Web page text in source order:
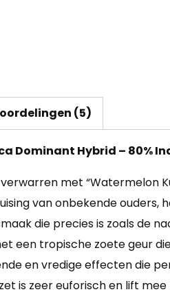
(5)
Dominant Hybrid – 80%
met “Watermelon
van onbekende
die precies is zoals de
een tropische zoete geur
en vredige effecten die
is zeer euforisch en lift